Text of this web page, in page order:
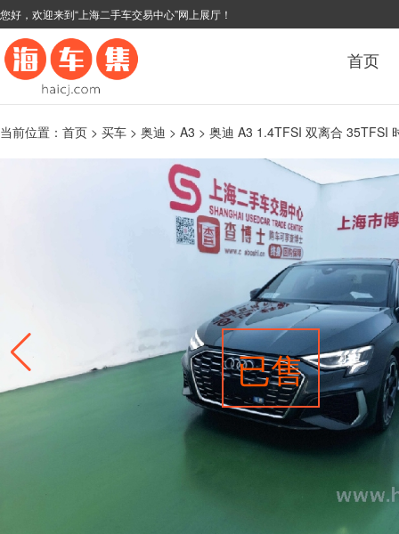
您好，欢迎来到“上海二手车交易中心”网上展厅！
首页
当前位置： 首页 > 买车 > 奥迪 > A3 > 奥迪 A3 1.4TFSI 双离合 35TFSI
已售